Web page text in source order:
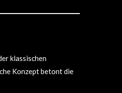
klassischen
Konzept betont die